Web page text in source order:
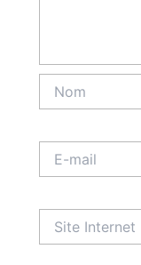
mail
Internet